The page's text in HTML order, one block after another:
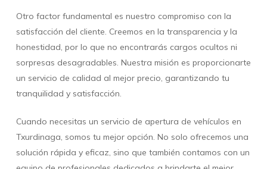
Otro factor fundamental es nuestro compromiso con la
satisfacción del cliente. Creemos en la transparencia y la
honestidad, por lo que no encontrarás cargos ocultos ni
sorpresas desagradables. Nuestra misión es proporcionarte
un servicio de calidad al mejor precio, garantizando tu
tranquilidad y satisfacción.
Cuando necesitas un servicio de apertura de vehículos en
Txurdinaga, somos tu mejor opción. No solo ofrecemos una
solución rápida y eficaz, sino que también contamos con un